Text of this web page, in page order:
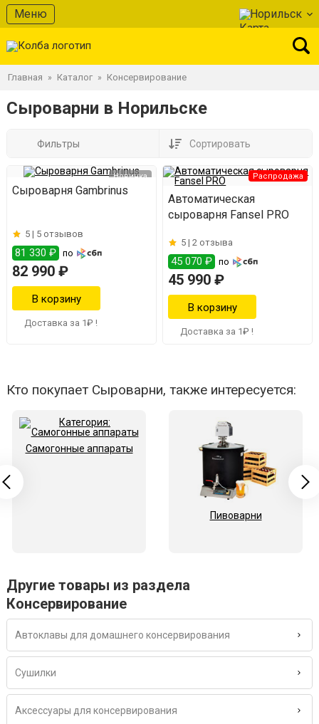
Меню Норильск
Главная » Каталог » Консервирование
Сыроварни в Норильске
Фильтры Сортировать
Новинка
Сыроварня Gambrinus
5 | 5 отзывов
81 330 ₽ по
82 990 ₽
Доставка за 1₽ !
Распродажа
Автоматическая
сыроварня Fansel PRO
5 |2 отзыва
45 070 ₽ по
45 990 ₽
Доставка за 1₽ !
Кто покупает Сыроварни, также интересуется:
Самогонные аппараты
Пивоварни
Другие товары из раздела
Консервирование
Автоклавы для домашнего консервирования
Сушилки
Аксессуары для консервирования